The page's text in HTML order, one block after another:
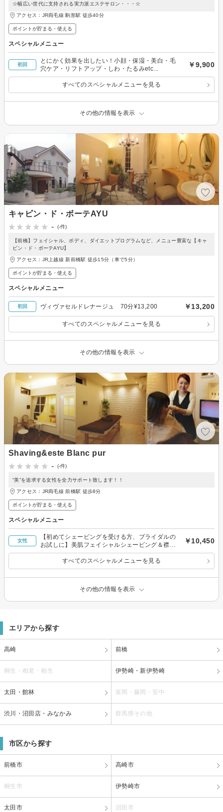
☆幅広い世代に支持される実力派エステサロン・・・☆
アクセス：JR両毛線 駒形駅 徒歩40分
ポイントが貯まる・使える
スペシャルメニュー
初回
とにかく効果を出したい！小顔・保湿・美白・毛
穴ケア・リフトアップ・しわ・たるみetc...
￥9,900
すべてのスペシャルメニューを見る
その他の情報を表示
キャビン・ド・ボーテAYU
-
(-件)
【前橋】フェイシャル、ボディ、ダイエットプログラムなど、メニュー豊富な【キャ
ビン・ド・ボーテAYU】
アクセス：JR上越線 新前橋駅 徒歩15分（車で5分）
ポイントが貯まる・使える
スペシャルメニュー
初回 ヴィヴァセルドレナージュ 70分¥13,200 ￥13,200
すべてのスペシャルメニューを見る
その他の情報を表示
Shaving&este Blanc pur
-
(-件)
“美”を追求する女性を全力サポート致します！！
アクセス：JR両毛線 前橋駅 徒歩8分
ポイントが貯まる・使える
スペシャルメニュー
女性
【初めてシェービングを受ける方、ブライダルの
お試しに】美肌フェイシャルシェービング＆襟足
シェービング
￥10,450
すべてのスペシャルメニューを見る
その他の情報を表示
エリアから探す
高崎 前橋
桐生・相老・相生 伊勢崎・新伊勢崎
太田・館林 富岡・藤岡・安中
渋川・沼田店・みなかみ 群馬県その他
市区から探す
前橋市 高崎市
桐生市 伊勢崎市
太田市 沼田市